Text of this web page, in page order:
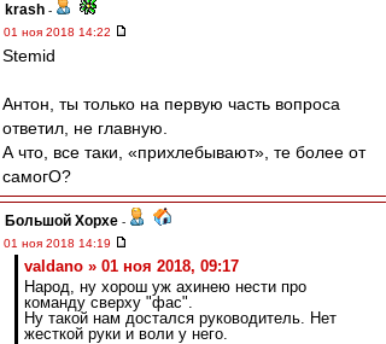
krash -
01 ноя 2018 14:22
Stemid
Антон, ты только на первую часть вопроса
ответил, не главную.
А что, все таки, «прихлебывают», те более от
самогО?
Большой Хорхе -
01 ноя 2018 14:19
valdano » 01 ноя 2018, 09:17
Народ, ну хорош уж ахинею нести про
команду сверху "фас".
Ну такой нам достался руководитель. Нет
жесткой руки и воли у него.